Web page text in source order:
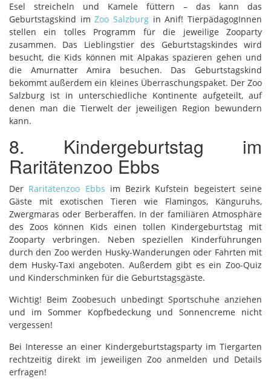
Esel streicheln und Kamele füttern – das kann das
Geburtstagskind im Zoo Salzburg in Anif! TierpädagogInnen
stellen ein tolles Programm für die jeweilige Zooparty
zusammen. Das Lieblingstier des Geburtstagskindes wird
besucht, die Kids können mit Alpakas spazieren gehen und
die Amurnatter Amira besuchen. Das Geburtstagskind
bekommt außerdem ein kleines Überraschungspaket. Der Zoo
Salzburg ist in unterschiedliche Kontinente aufgeteilt, auf
denen man die Tierwelt der jeweiligen Region bewundern
kann.
8. Kindergeburtstag im
Raritätenzoo Ebbs
Der Raritätenzoo Ebbs im Bezirk Kufstein begeistert seine
Gäste mit exotischen Tieren wie Flamingos, Känguruhs,
Zwergmaras oder Berberaffen. In der familiären Atmosphäre
des Zoos können Kids einen tollen Kindergeburtstag mit
Zooparty verbringen. Neben speziellen Kinderführungen
durch den Zoo werden Husky-Wanderungen oder Fahrten mit
dem Husky-Taxi angeboten. Außerdem gibt es ein Zoo-Quiz
und Kinderschminken für die Geburtstagsgäste.
Wichtig! Beim Zoobesuch unbedingt Sportschuhe anziehen
und im Sommer Kopfbedeckung und Sonnencreme nicht
vergessen!
Bei Interesse an einer Kindergeburtstagsparty im Tiergarten
rechtzeitig direkt im jeweiligen Zoo anmelden und Details
erfragen!